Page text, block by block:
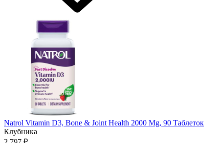
Natrol Vitamin D3, Bone & Joint Health 2000 Mg, 90 Таблеток
Клубника